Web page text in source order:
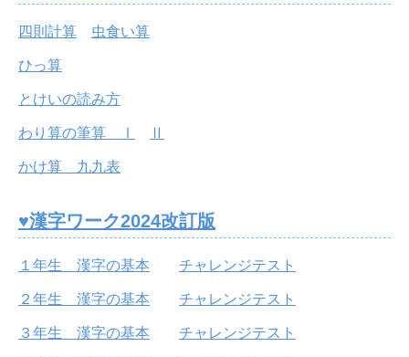
四則計算 虫食い算
ひっ算
とけいの読み方
わり算の筆算 Ⅰ Ⅱ
かけ算 九九表
♥漢字ワーク2024改訂版
１年生 漢字の基本 チャレンジテスト
２年生 漢字の基本 チャレンジテスト
３年生 漢字の基本 チャレンジテスト